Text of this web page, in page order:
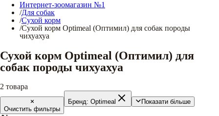
Интернет-зоомагазин №1
/Для собак
/Сухой корм
/Сухой корм Optimeal (Оптимил) для собак породы
чихуахуа
Сухой корм Optimeal (Оптимил) для
собак породы чихуахуа
2 товара
Очистить фильтры
Бренд: Optimeal Показати більше